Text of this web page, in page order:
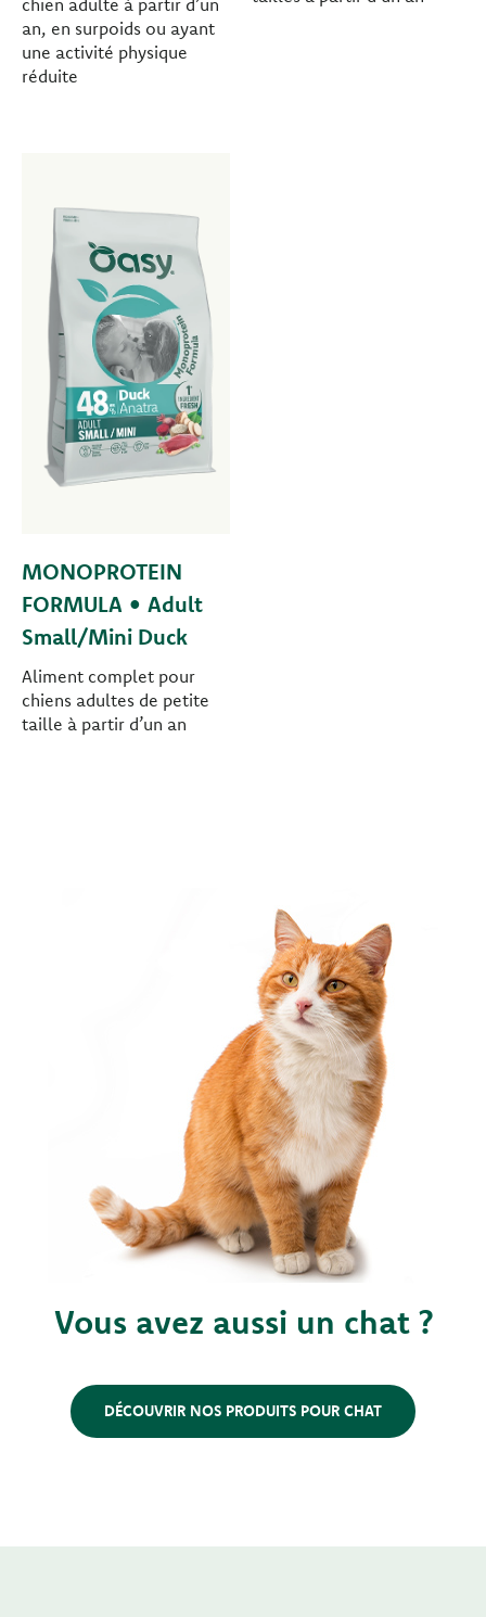
chien adulte à partir d’un
an, en surpoids ou ayant
une activité physique
réduite
MONOPROTEIN
FORMULA • Adult
Small/Mini Duck
Aliment complet pour
chiens adultes de petite
taille à partir d’un an
Vous avez aussi un chat ?
DÉCOUVRIR NOS PRODUITS POUR CHAT